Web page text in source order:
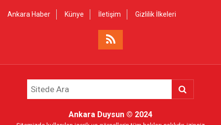
Ankara Haber Künye İletişim Gizlilik İlkeleri
Ankara Duysun © 2024